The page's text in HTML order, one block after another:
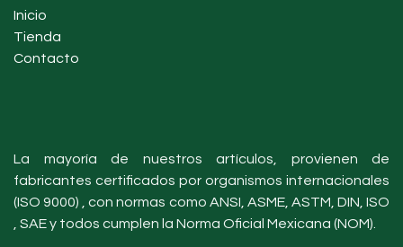
Inicio
Tienda
Contacto
La mayoría de nuestros artículos, provienen de
fabricantes certificados por organismos internacionales
(ISO 9000) , con normas como ANSI, ASME, ASTM, DIN, ISO
, SAE y todos cumplen la Norma Oficial Mexicana (NOM).